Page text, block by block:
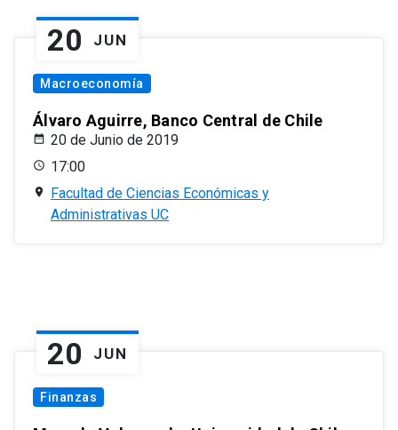
20 JUN
Macroeconomía
Álvaro Aguirre, Banco Central de Chile
20 de Junio de 2019
17:00
Facultad de Ciencias Económicas y
Administrativas UC
20 JUN
Finanzas